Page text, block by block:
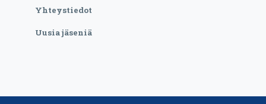
Yhteystiedot
Uusia jäseniä